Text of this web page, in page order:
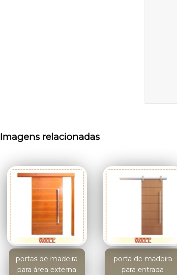
Imagens relacionadas
portas de madeira
para área externa
porta de madeira
para entrada